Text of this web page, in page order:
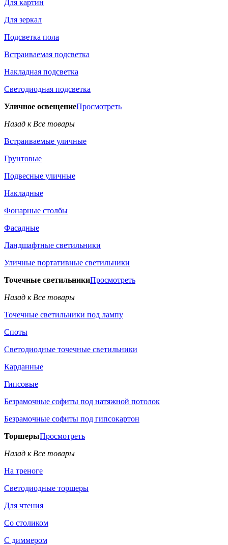
Для картин
Для зеркал
Подсветка пола
Встраиваемая подсветка
Накладная подсветка
Светодиодная подсветка
Уличное освещениеПросмотреть
Назад к Все товары
Встраиваемые уличные
Грунтовые
Подвесные уличные
Накладные
Фонарные столбы
Фасадные
Ландшафтные светильники
Уличные портативные светильники
Точечные светильникиПросмотреть
Назад к Все товары
Точечные светильники под лампу
Споты
Светодиодные точечные светильники
Карданные
Гипсовые
Безрамочные софиты под натяжной потолок
Безрамочные софиты под гипсокартон
ТоршерыПросмотреть
Назад к Все товары
На треноге
Светодиодные торшеры
Для чтения
Со столиком
С диммером